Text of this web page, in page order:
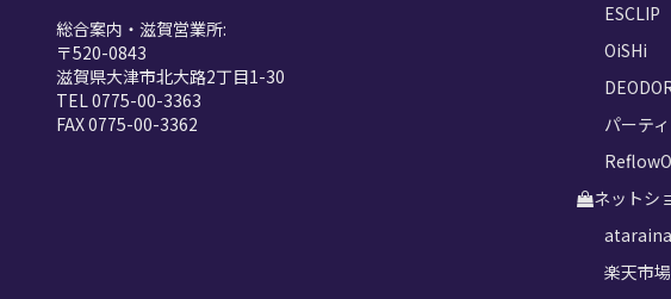
総合案内・滋賀営業所:
〒520-0843
滋賀県大津市北大路2丁目1-30
TEL 0775-00-3363
FAX 0775-00-3362
ESCLIP
OiSHi
パーテ
ネットシ
楽天市